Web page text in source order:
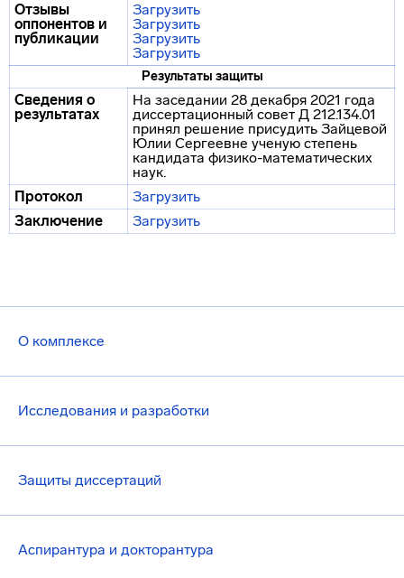
О комплексе
Исследования и разработки
Защиты диссертаций
Аспирантура и докторантура
Отзывы
оппонентов и
публикации
Загрузить
Загрузить
Загрузить
Загрузить
Результаты защиты
Сведения о
результатах
На заседании 28 декабря 2021 года
диссертационный совет Д 212.134.01
принял решение присудить Зайцевой
Юлии Сергеевне ученую степень
кандидата физико-математических
наук.
Протокол
Загрузить
Заключение
Загрузить